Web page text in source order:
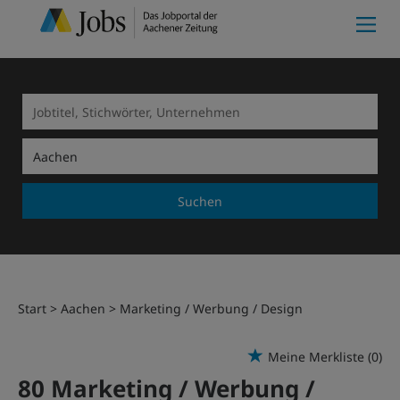
Suchen
Start Aachen Marketing / Werbung / Design
Meine Merkliste (0)
80 Marketing / Werbung /